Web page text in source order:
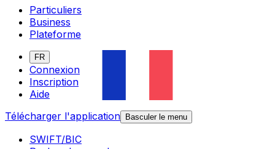
Particuliers
Business
Plateforme
FR
Connexion
Inscription
Aide
Télécharger l'application
Basculer le menu
SWIFT/BIC